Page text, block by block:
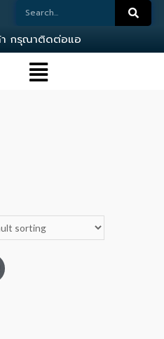
ก รณาตดตอแอด